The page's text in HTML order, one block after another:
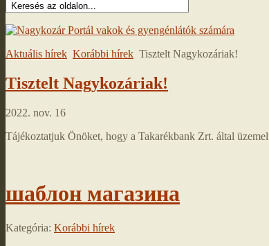
Aktuális hírek Korábbi hírek Tisztelt Nagykozáriak!
Tisztelt Nagykozáriak!
2022. nov. 16
Tájékoztatjuk Önöket, hogy a Takarékbank Zrt. által
шаблон магазина
Kategória: Korábbi hírek